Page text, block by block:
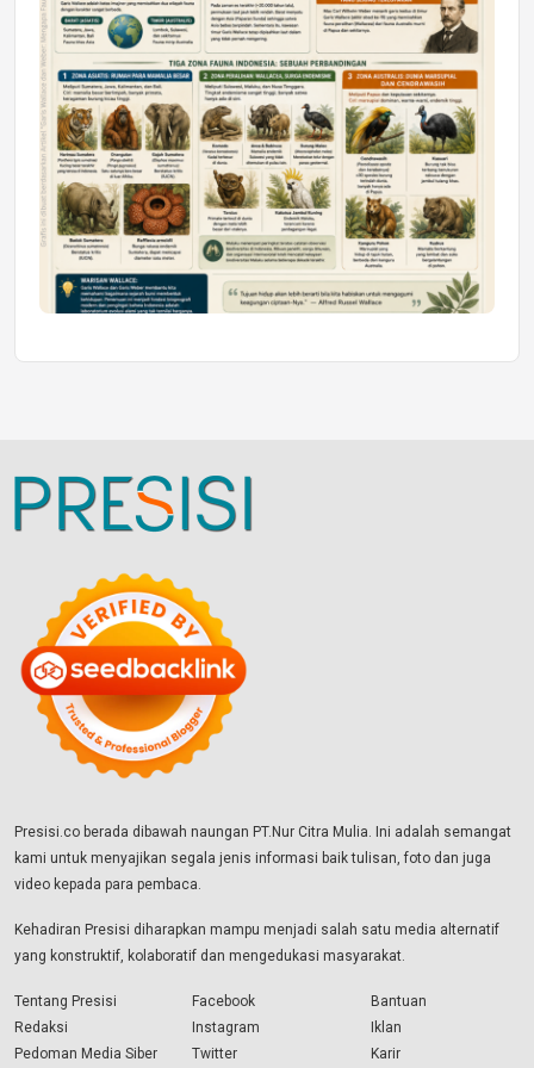
Presisi.co berada dibawah naungan PT.Nur Citra Mulia. Ini adalah semangat
kami untuk menyajikan segala jenis informasi baik tulisan, foto dan juga
video kepada para pembaca.
Kehadiran Presisi diharapkan mampu menjadi salah satu media alternatif
yang konstruktif, kolaboratif dan mengedukasi masyarakat.
Tentang Presisi
Redaksi
Pedoman Media Siber
Facebook
Instagram
Twitter
Bantuan
Iklan
Karir